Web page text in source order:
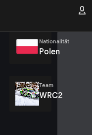
Nationalität
Polen
Team
WRC2